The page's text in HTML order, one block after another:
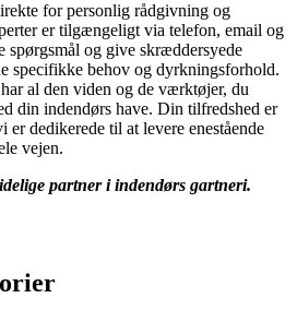
for personlig rådgivning og
er tilgængeligt via telefon, email og
spørgsmål og give skræddersyede
specifikke behov og dyrkningsforhold.
al den viden og de værktøjer, du
din indendørs have. Din tilfredshed er
er dedikerede til at levere enestående
vejen.
partner i indendørs gartneri.